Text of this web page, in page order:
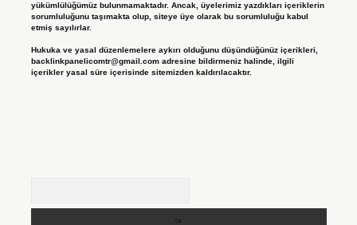
yükümlülüğümüz bulunmamaktadır. Ancak, üyelerimiz yazdıkları içeriklerin
sorumluluğunu taşımakta olup, siteye üye olarak bu sorumluluğu kabul
etmiş sayılırlar.
Hukuka ve yasal düzenlemelere aykırı olduğunu düşündüğünüz içerikleri,
backlinkpanelicomtr@gmail.comadresine bildirmeniz halinde, ilgili
içerikler yasal süre içerisinde sitemizden kaldırılacaktır.